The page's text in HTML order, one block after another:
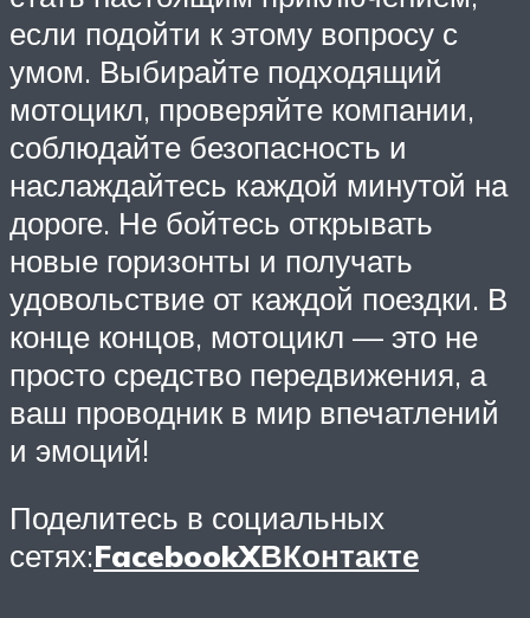
если подойти к этому вопросу с
умом. Выбирайте подходящий
мотоцикл, проверяйте компании,
соблюдайте безопасность и
наслаждайтесь каждой минутой на
дороге. Не бойтесь открывать
новые горизонты и получать
удовольствие от каждой поездки. В
конце концов, мотоцикл — это не
просто средство передвижения, а
ваш проводник в мир впечатлений
и эмоций!
Поделитесь в социальных
сетях:FacebookXВКонтакте